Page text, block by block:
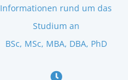
Informationen rund um das
Studium an
BSc, MSc, MBA, DBA, PhD